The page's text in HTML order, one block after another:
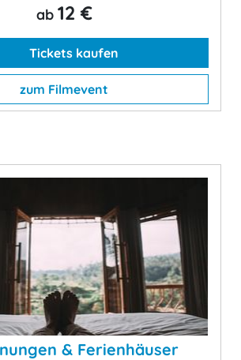
ab 12 €
Tickets kaufen
zum Filmevent
& Ferienhäuser